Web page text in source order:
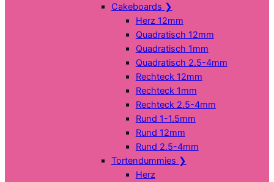
Cakeboards ❯
Herz 12mm
Quadratisch 12mm
Quadratisch 1mm
Quadratisch 2.5-4mm
Rechteck 12mm
Rechteck 1mm
Rechteck 2.5-4mm
Rund 1-1.5mm
Rund 12mm
Rund 2.5-4mm
Tortendummies ❯
Herz